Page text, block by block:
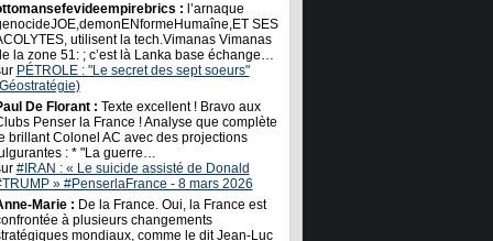
: l’arnaque
SES
utilisent la tech.Vimanas Vimanas
la zone 51: ; c’est là Lanka base échange…
PÉTROLE : "Le secret des sept soeurs"
De Florant : Texte excellent ! Bravo aux
Penser la France ! Analyse que complète
brillant Colonel AC avec des projections
: * "La guerre…
#IRAN : « Le suicide assisté de Donald
» #PenserlaFrance - 8 mars 2026
Marie : De la France. Oui, la France est
à plusieurs changements
mondiaux, comme le dit Jean-Luc